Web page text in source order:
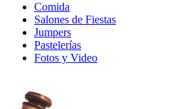
Comida
Salones de Fiestas
Jumpers
Pastelerías
Fotos y Video